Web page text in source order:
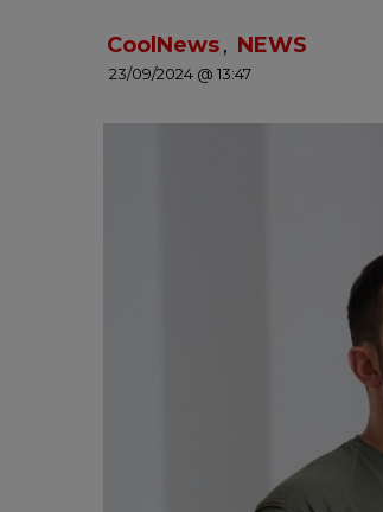
CoolNews, NEWS
23/09/2024 @ 13:47